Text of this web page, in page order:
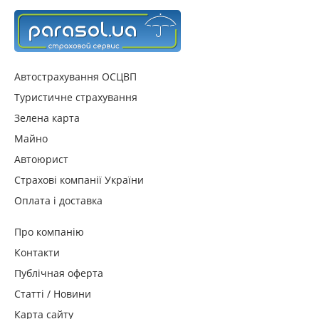
Автострахування ОСЦВП
Туристичне страхування
Зелена карта
Майно
Автоюрист
Страхові компанії України
Оплата і доставка
Про компанію
Контакти
Публічная оферта
Статті / Новини
Карта сайту